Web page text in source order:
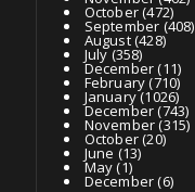
October(472)
September (408)
August(428)
July(358)
December(11)
February(710)
January(1026)
December(743)
November(315)
October(20)
June (13)
May(1)
December(6)